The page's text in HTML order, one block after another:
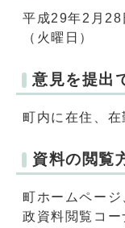
平成29年2月28
（火曜日）
意見を提出
町内に在住、
資料の閲覧
町ホームペー
政資料閲覧コ